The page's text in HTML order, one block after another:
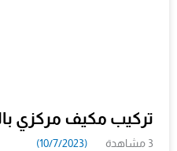
تركيب مكيف مركزي
3 مشاهدة (10/7/2023)